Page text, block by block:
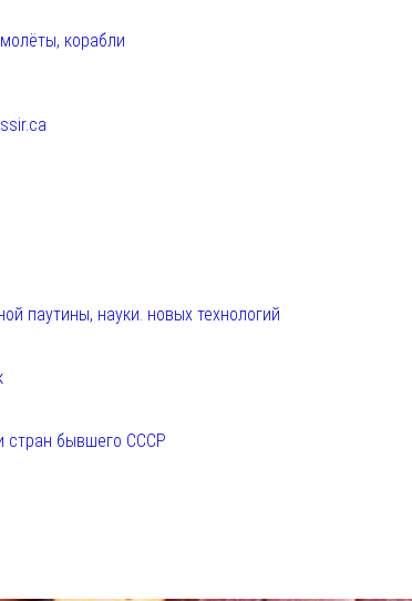
корабли
паутины, науки. новых технологий
стран бывшего СССР